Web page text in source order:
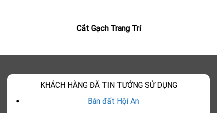
Cắt Gạch Trang Trí
KHÁCH HÀNG ĐÃ TIN TƯỞNG SỬ DỤNG
Bán đất Hội An